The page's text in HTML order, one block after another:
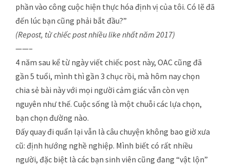
phần vào công cuộc hiện thực hóa định vị của tôi. Có lẽ đã
đến lúc bạn cũng phải bắt đầu?”
(Repost, từ chiếc post nhiều like nhất năm 2017)
——–
4 năm sau kể từ ngày viết chiếc post này, OAC cũng đã
gần 5 tuổi, mình thì gần 3 chục rồi, mà hôm nay chọn
chia sẻ bài này với mọi người cảm giác vẫn còn vẹn
nguyên như thế. Cuộc sống là một chuỗi các lựa chọn,
bạn chọn đường nào.
Đấy quay đi quẩn lại vẫn là câu chuyện không bao giờ xưa
cũ: định hướng nghề nghiệp. Mình biết có rất nhiều
người, đặc biệt là các bạn sinh viên cũng đang “vật lộn”